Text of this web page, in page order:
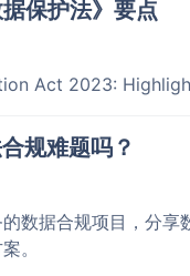
保护法》要点
Act 2023:
规难题吗？
数据合规项目，分享
。